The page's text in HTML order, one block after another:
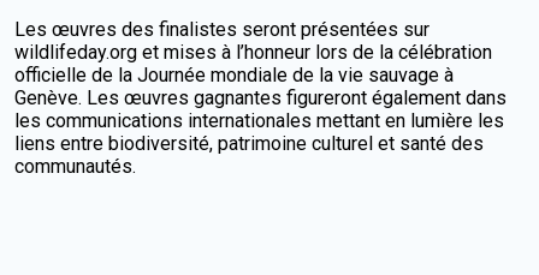
Les œuvres des finalistes seront présentées sur
wildlifeday.org et mises à l’honneur lors de la célébration
officielle de la Journée mondiale de la vie sauvage à
Genève. Les œuvres gagnantes figureront également dans
les communications internationales mettant en lumière les
liens entre biodiversité, patrimoine culturel et santé des
communautés.